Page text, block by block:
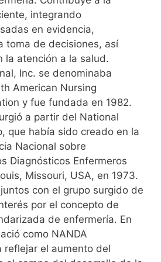
integrando
en evidencia,
toma de decisiones, así
la atención a la salud.
Inc. se denominaba
American Nursing
y fue fundada en 1982.
a partir del National
que había sido creado en la
Nacional sobre
Diagnósticos Enfermeros
Missouri, USA, en 1973.
con el grupo surgido de
por el concepto de
de enfermería. En
como NANDA
reflejar el aumento del